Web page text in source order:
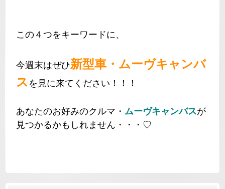
この４つをキーワードに、
今週末はぜひ新型車・ムーヴキャンバ
ス を見に来てください！！！
あなたのお好みのクルマ・ ムーヴキャンバスが
見つかるかもしれません・・・♡